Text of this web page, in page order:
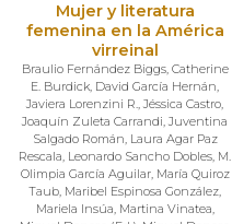
Mujer y literatura
femenina en la América
virreinal
Braulio Fernández Biggs, Catherine
E. Burdick, David García Hernán,
Javiera Lorenzini R.,Jéssica Castro,
Joaquín Zuleta Carrandi,Juventina
Salgado Román, Laura Agar Paz
Rescala, Leonardo Sancho Dobles, M.
Olimpia García Aguilar, María Quiroz
Taub, Maribel Espinosa González,
Mariela Insúa, Martina Vinatea,